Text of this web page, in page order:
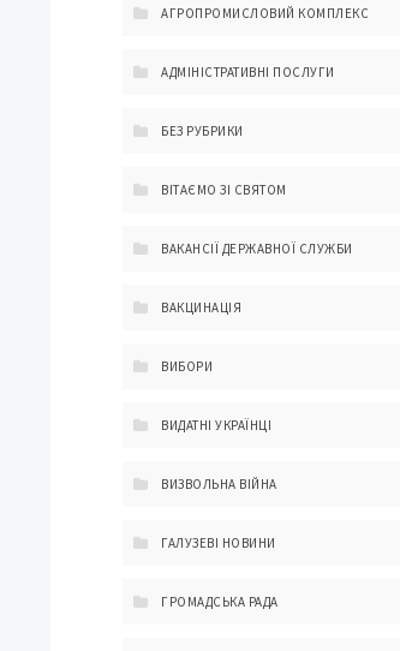
АГРОПРОМИСЛОВИЙ КОМПЛЕКС
АДМІНІСТРАТИВНІ ПОСЛУГИ
БЕЗ РУБРИКИ
ВІТАЄМО ЗІ СВЯТОМ
ВАКАНСІЇ ДЕРЖАВНОЇ СЛУЖБИ
ВАКЦИНАЦІЯ
ВИБОРИ
ВИДАТНІ УКРАЇНЦІ
ВИЗВОЛЬНА ВІЙНА
ГАЛУЗЕВІ НОВИНИ
ГРОМАДСЬКА РАДА